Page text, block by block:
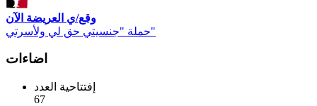
وقع/ي العريضة الآن
حملة "جنسيتي حق لي ولأسرتي"
اضاءات
إفتتاحية العدد
67